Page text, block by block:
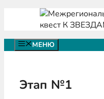
МЕНЮ
Этап №1